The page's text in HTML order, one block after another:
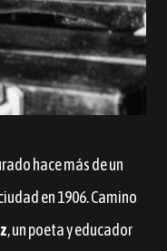
hace más de un
en 1906. Camino
, un poeta y educador